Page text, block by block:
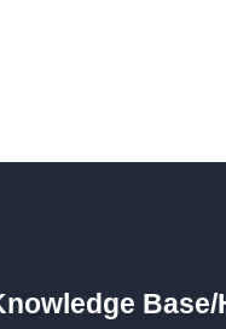
Übersetzungen